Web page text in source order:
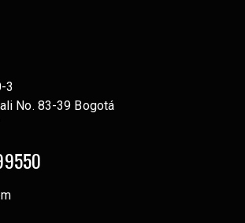
3
No. 83-39 Bogotá